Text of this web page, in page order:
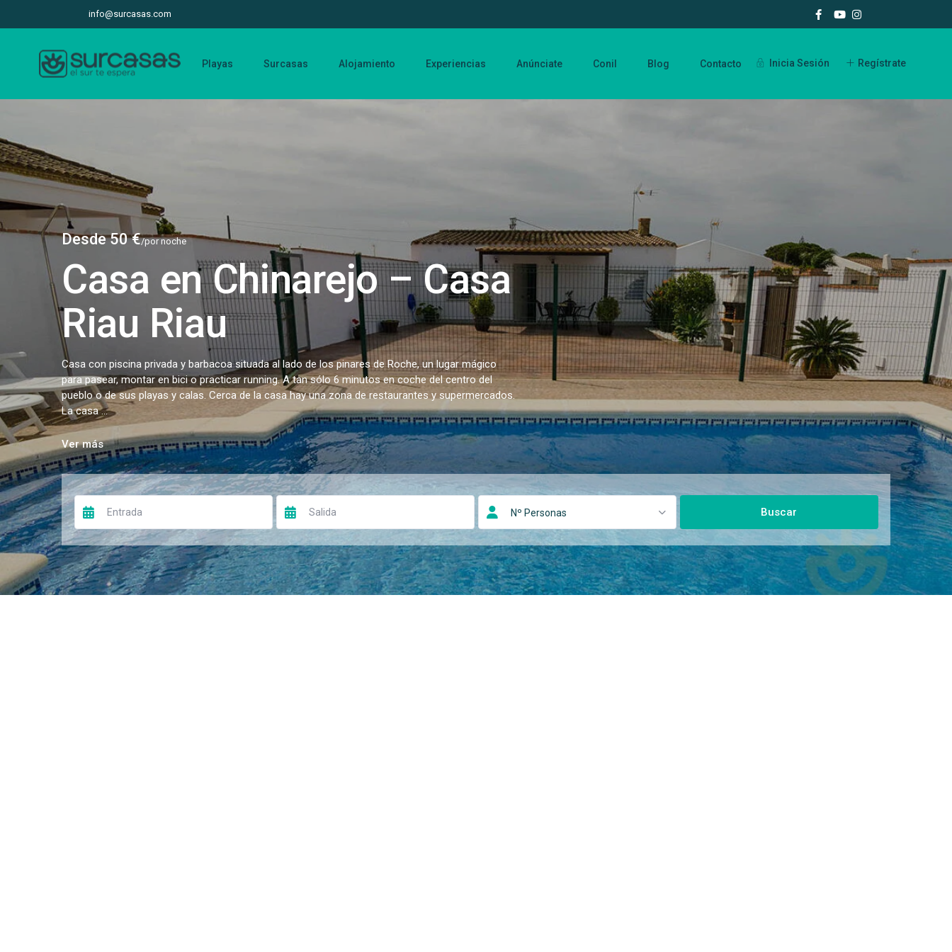
info@surcasas.com
Inicia Sesión Regístrate
Playas Surcasas Alojamiento Experiencias Anúnciate Conil Blog Contacto
Desde 50 €/por noche
Casa en Chinarejo – Casa
Riau Riau
Casa con piscina privada y barbacoa situada al lado de los pinares de Roche, un lugar mágico
para pasear, montar en bici o practicar running. A tan sólo 6 minutos en coche del centro del
pueblo o de sus playas y calas. Cerca de la casa hay una zona de restaurantes y supermercados.
La casa ...
Ver más
Nº Personas